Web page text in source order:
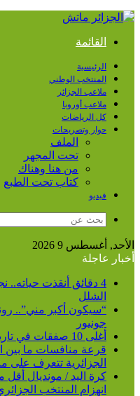
القائمة
الرئيسية
المنتخب الوطني
ملاعب الجزائر
ملاعب أوروبا
كل الرياضات
حوار وتصريحات
الملف
تحت المجهر
من هنا وهناك
كتاب تحت الطبع
فيديو
الأحد, أغسطس 9 2026
أخبار عاجلة
4 دقائق أنقذت
الشلل
“سيكون أكبر مني”..
جونيور
أغلى 10 صفقات في تاريخ ريال مدريد بعد ضم يان ديوماندي
الجزائرية تتعرف على
انهزام المنتخب الجزائري